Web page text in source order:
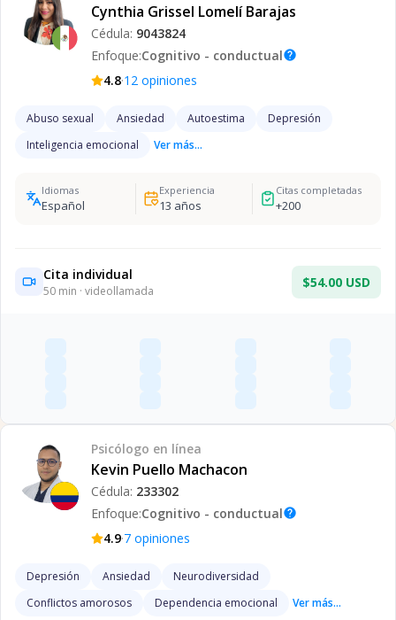
Cynthia Grissel Lomelí Barajas
Cédula: 9043824
Enfoque:Cognitivo - conductualhelp
4.8·12 opiniones
Abuso sexual Ansiedad Autoestima
Depresión
Inteligencia emocional
Ver más...
Idiomas
Español
Experiencia
13 años
Citas completadas
+200
Cita individual
50 min · videollamada
$54.00 USD
Psicólogo en línea
Kevin Puello Machacon
Cédula: 233302
Enfoque:Cognitivo - conductualhelp
4.9·7 opiniones
Depresión Ansiedad
Neurodiversidad
Conflictos amorosos
Dependencia emocional Ver más...